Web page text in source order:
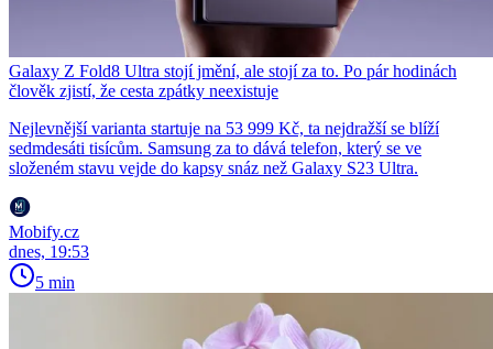
Galaxy Z Fold8 Ultra stojí jmění, ale stojí za to. Po pár hodinách
člověk zjistí, že cesta zpátky neexistuje
Nejlevnější varianta startuje na 53 999 Kč, ta nejdražší se blíží
sedmdesáti tisícům. Samsung za to dává telefon, který se ve
složeném stavu vejde do kapsy snáz než Galaxy S23 Ultra.
Mobify.cz
dnes, 19:53
5 min